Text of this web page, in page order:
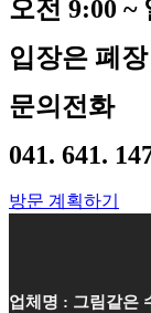
오전 9:00 ~
입장은 폐
문의전화
041. 641.
방문 계획하기
업체명 : 그림같은